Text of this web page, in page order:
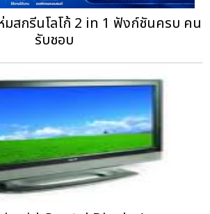
สกรีนโลโก้ 2 in 1 ฟังก์ชันครบ คน
รับชอบ